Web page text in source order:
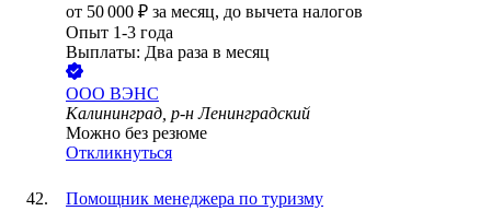
от 50 000 ₽ за месяц, до вычета налогов
Опыт 1-3 года
Выплаты: Два раза в месяц
ООО ВЭНС
Калининград, р-н Ленинградский
Можно без резюме
Откликнуться
Помощник менеджера по туризму